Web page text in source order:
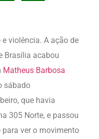
violência. A ação de
Brasília acabou
Matheus Barbosa
sábado
que havia
305 Norte, e passou
ver o movimento